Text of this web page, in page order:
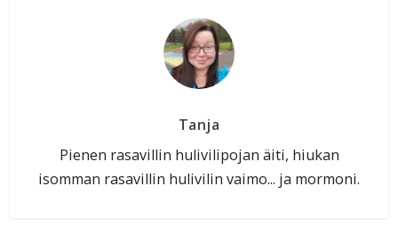
Tanja
Pienen rasavillin hulivilipojan äiti, hiukan
isomman rasavillin hulivilin vaimo... ja mormoni.